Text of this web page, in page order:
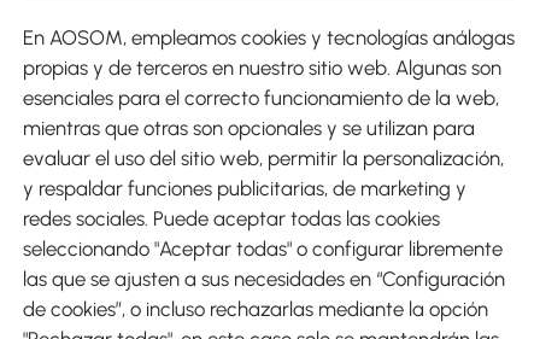
Métodos de Pago
Envíos
En AOSOM, empleamos cookies y tecnologías análogas
propias y de terceros en nuestro sitio web. Algunas son
esenciales para el correcto funcionamiento de la web,
mientras que otras son opcionales y se utilizan para
evaluar el uso del sitio web, permitir la personalización,
y respaldar funciones publicitarias, de marketing y
redes sociales. Puede aceptar todas las cookies
seleccionando "Aceptar todas" o configurar libremente
las que se ajusten a sus necesidades en “Configuración
de cookies”, o incluso rechazarlas mediante la opción